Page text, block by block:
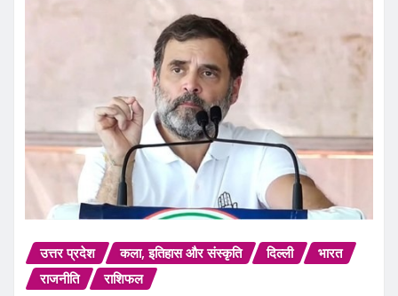
उत्तर प्रदेश कला, इतिहास और संस्कृति दिल्ली
भारत
राजनीति
राशिफल